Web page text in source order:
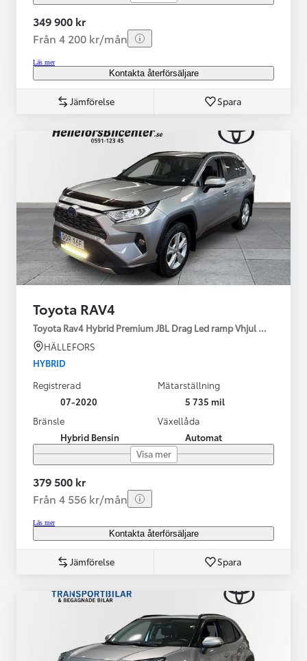
349 900 kr
Från 4 200 kr/mån
Läs mer
Kontakta återförsäljare
Jämförelse Spara
Toyota RAV4
Toyota Rav4 Hybrid Premium JBL Drag Led ramp Vhjul motorv
HÄLLEFORS
HYBRID
Registrerad
07-2020
Mätarställning
5 735 mil
Bränsle
Hybrid Bensin
Växellåda
Automat
Visa mer
379 500 kr
Från 4 556 kr/mån
Läs mer
Kontakta återförsäljare
Jämförelse Spara